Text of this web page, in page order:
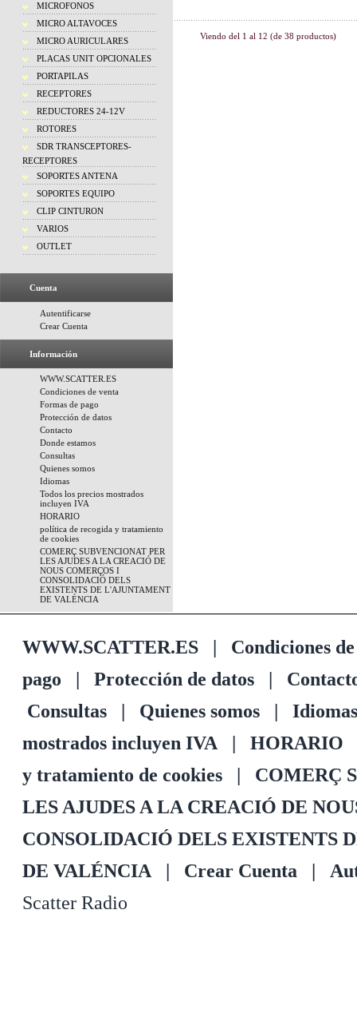
MICROFONOS
MICRO ALTAVOCES
MICRO AURICULARES
PLACAS UNIT OPCIONALES
PORTAPILAS
RECEPTORES
REDUCTORES 24-12V
ROTORES
SDR TRANSCEPTORES-
RECEPTORES
SOPORTES ANTENA
SOPORTES EQUIPO
CLIP CINTURON
VARIOS
OUTLET
Cuenta
Autentificarse
Crear Cuenta
Información
WWW.SCATTER.ES
Condiciones de venta
Formas de pago
Protección de datos
Contacto
Donde estamos
Consultas
Quienes somos
Idiomas
Todos los precios mostrados
incluyen IVA
HORARIO
política de recogida y tratamiento
de cookies
COMERÇ SUBVENCIONAT PER
LES AJUDES A LA CREACIÓ DE
NOUS COMERÇOS I
CONSOLIDACIÓ DELS
EXISTENTS DE L'AJUNTAMENT
DE VALÉNCIA
Viendo del 1 al 12 (de 38 productos)
WWW.SCATTER.ES | Condiciones
pago | Protección de datos |
Consultas | Quienes somos | Idiomas
mostrados incluyen IVA | HORARIO
y tratamiento de cookies | COMERÇ
LES AJUDES A LA CREACIÓ DE
CONSOLIDACIÓ DELS EXISTENTS
DE VALÉNCIA | Crear Cuenta |
Scatter Radio